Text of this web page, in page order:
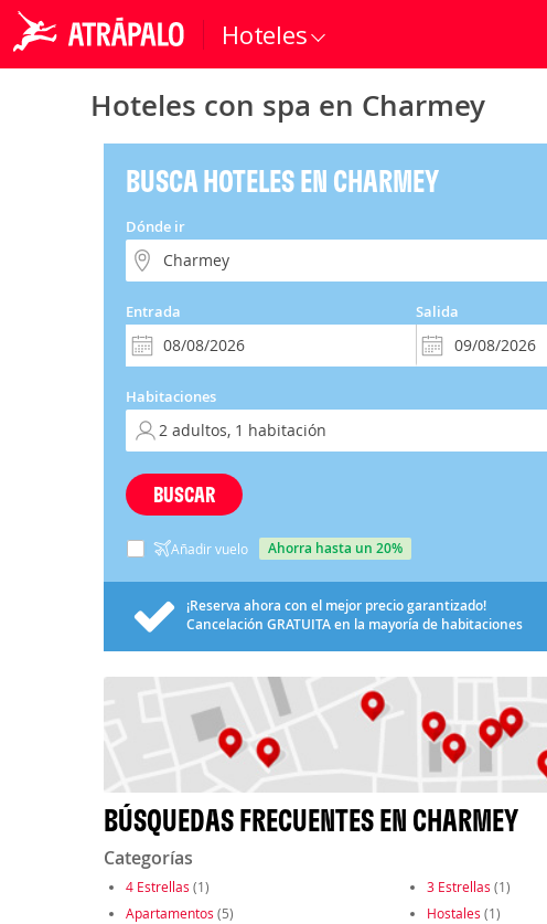
Hoteles
Hoteles con spa en Charmey
BUSCA HOTELES EN CHARMEY
Dónde ir
Entrada Salida
Habitaciones
BUSCAR
Añadir vuelo ahorra hasta un 20%
¡Reserva ahora con el mejor precio garantizado!
Cancelación GRATUITAen la mayoría de habitaciones
BÚSQUEDAS FRECUENTES EN CHARMEY
Categorías
4 Estrellas (1) 3 Estrellas (1)
Apartamentos (5) Hostales (1)